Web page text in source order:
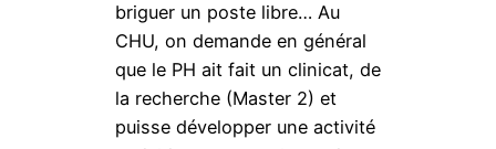
briguer un poste libre… Au
CHU, on demande en général
que le PH ait fait un clinicat, de
la recherche (Master 2) et
puisse développer une activité